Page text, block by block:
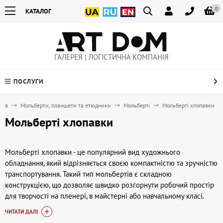
0
КАТАЛОГ
ГАЛЕРЕЯ | ЛОГІСТИЧНА КОМПАНІЯ
ПОСЛУГИ
Мольберти, планшети та етюдники Мольберті Мольберті хлопавки
Мольберті хлопавки
Мольберті хлопавки - це популярний вид художнього
обладнання, який відрізняється своєю компактністю та зручністю
транспортування. Такий тип мольбертів є складною
конструкцією, що дозволяє швидко розгорнути робочий простір
для творчості на пленері, в майстерні або навчальному класі.
Вони підходять для малювання олійними, акриловими або
акварельними фарбами, а також для роботи з олівцями та
ЧИТАТИ ДАЛІ